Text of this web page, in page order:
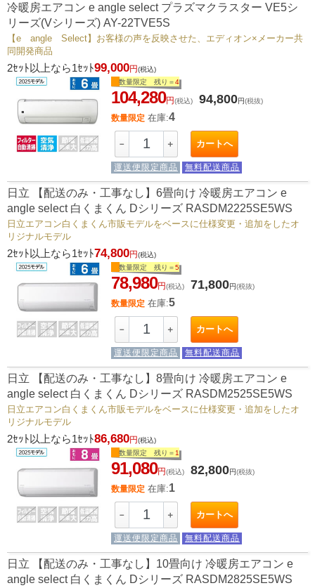
冷暖房エアコン e angle select プラズマクラスター VE5シ
リーズ(Vシリーズ) AY-22TVE5S
【e angle Select】お客様の声を反映させた、エディオン×メーカー共
同開発商品
2ｾｯﾄ以上なら1ｾｯﾄ99,000円(税込)
数量限定 残り＝4
104,280円(税込) 94,800円(税抜)
数量限定 在庫:4
－ ＋ カートへ
運送便限定商品 無料配送商品
日立 【配送のみ・工事なし】6畳向け 冷暖房エアコン e
angle select 白くまくん Dシリーズ RASDM2225SE5WS
日立エアコン白くまくん市販モデルをベースに仕様変更・追加をしたオ
リジナルモデル
2ｾｯﾄ以上なら1ｾｯﾄ74,800円(税込)
数量限定 残り＝5
78,980円(税込) 71,800円(税抜)
数量限定 在庫:5
－ ＋ カートへ
運送便限定商品 無料配送商品
日立 【配送のみ・工事なし】8畳向け 冷暖房エアコン e
angle select 白くまくん Dシリーズ RASDM2525SE5WS
日立エアコン白くまくん市販モデルをベースに仕様変更・追加をしたオ
リジナルモデル
2ｾｯﾄ以上なら1ｾｯﾄ86,680円(税込)
数量限定 残り＝ 1
91,080円(税込) 82,800円(税抜)
数量限定 在庫:1
－ ＋ カートへ
運送便限定商品 無料配送商品
日立 【配送のみ・工事なし】10畳向け 冷暖房エアコン e
angle select 白くまくん Dシリーズ RASDM2825SE5WS